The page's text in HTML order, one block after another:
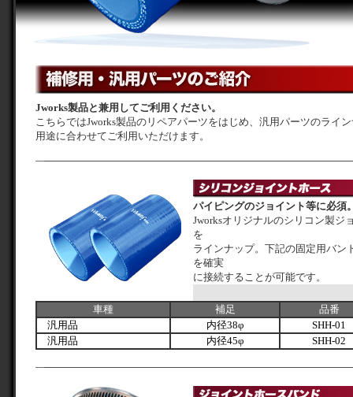
Jworks製品と兼用してご利用ください。
こちらではJworks製品のリペアパーツをはじめ、汎用パーツのライ
用途に合わせてご利用いただけます。
パイピングのジョイント等に必須
Jworksオリジナルのシリコン製ジ
を
ラインナップ。下記の固定用バン
を確実
に接続することが可能です。
車種 補足
品番
汎用品
内径38φ
SHH-01
汎用品
内径45φ SHH-02